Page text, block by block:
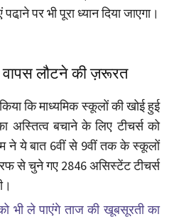
पर भी पूरा ध्यान दिया जाएगा।
वापस लौटने की ज़रूरत
कि माध्यमिक स्कूलों की खोई हुई
अस्तित्व बचाने के लिए टीचर्स को
ये बात 6वीं से 9वीं तक के स्कूलों
से चुने गए 2846 असिस्टेंट टीचर्स
भी ले पाएंगे ताज की खूबसूरती का